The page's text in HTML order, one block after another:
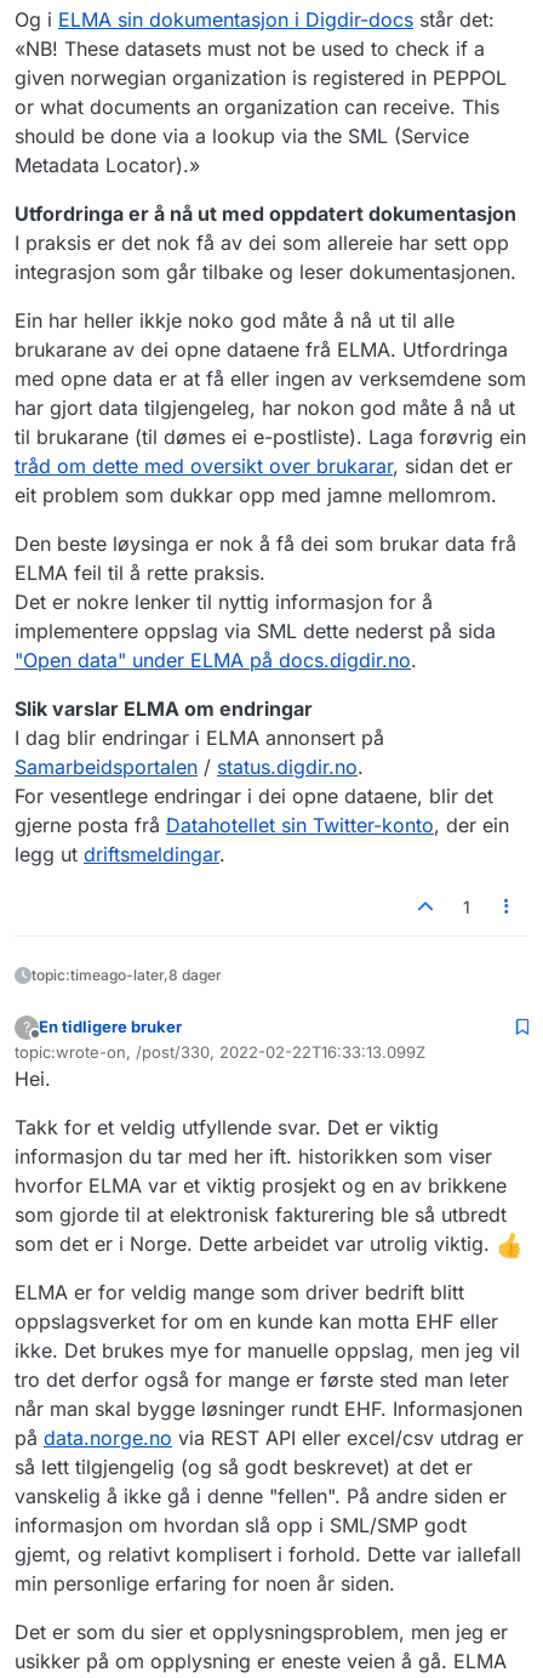
Og i ELMA sin dokumentasjon i Digdir-docs står det:
«NB! These datasets must not be used to check if a
given norwegian organization is registered in PEPPOL
or what documents an organization can receive. This
should be done via a lookup via the SML (Service
Metadata Locator).»
Utfordringa er å nå ut med oppdatert dokumentasjon
I praksis er det nok få av dei som allereie har sett opp
integrasjon som går tilbake og leser dokumentasjonen.
Ein har heller ikkje noko god måte å nå ut til alle
brukarane av dei opne dataene frå ELMA. Utfordringa
med opne data er at få eller ingen av verksemdene som
har gjort data tilgjengeleg, har nokon god måte å nå ut
til brukarane (til dømes ei e-postliste). Laga forøvrig ein
tråd om dette med oversikt over brukarar, sidan det er
eit problem som dukkar opp med jamne mellomrom.
Den beste løysinga er nok å få dei som brukar data frå
ELMA feil til å rette praksis.
Det er nokre lenker til nyttig informasjon for å
implementere oppslag via SML dette nederst på sida
"Open data" under ELMA på docs.digdir.no.
Slik varslar ELMA om endringar
I dag blir endringar i ELMA annonsert på
Samarbeidsportalen / status.digdir.no.
For vesentlege endringar i dei opne dataene, blir det
gjerne posta frå Datahotellet sin Twitter-konto, der ein
legg ut driftsmeldingar.
1
topic:timeago-later,8 dager
?
Frakoblet
En tidligere bruker
topic:wrote-on, /post/330, 2022-02-22T16:33:13.099Z
Sist endret av
Hei.
Takk for et veldig utfyllende svar. Det er viktig
informasjon du tar med her ift. historikken som viser
hvorfor ELMA var et viktig prosjekt og en av brikkene
som gjorde til at elektronisk fakturering ble så utbredt
som det er i Norge. Dette arbeidet var utrolig viktig.
ELMA er for veldig mange som driver bedrift blitt
oppslagsverket for om en kunde kan motta EHF eller
ikke. Det brukes mye for manuelle oppslag, men jeg vil
tro det derfor også for mange er første sted man leter
når man skal bygge løsninger rundt EHF. Informasjonen
på data.norge.no via REST API eller excel/csv utdrag er
så lett tilgjengelig (og så godt beskrevet) at det er
vanskelig å ikke gå i denne "fellen". På andre siden er
informasjon om hvordan slå opp i SML/SMP godt
gjemt, og relativt komplisert i forhold. Dette var iallefall
min personlige erfaring for noen år siden.
Det er som du sier et opplysningsproblem, men jeg er
usikker på om opplysning er eneste veien å gå. ELMA